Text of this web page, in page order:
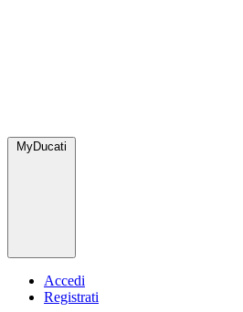
MyDucati
Accedi
Registrati